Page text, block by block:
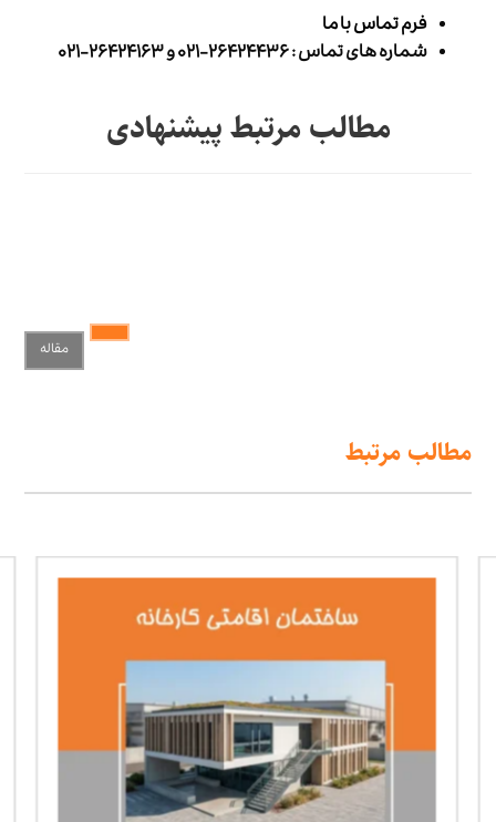
فرم تماس با ما
شماره های تماس : ۲۶۴۲۴۴۳۶-۰۲۱ و ۲۶۴۲۴۱۶۳-۰۲۱
مطالب مرتبط پیشنهادی
مقاله
مطالب مرتبط